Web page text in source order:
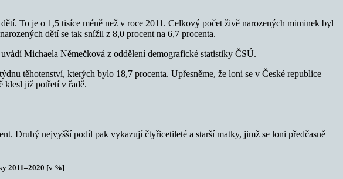
To je o 1,5 tisíce méně než v roce 2011. Celkový počet živě narozených miminek byl
dětí se tak snížil z 8,0 procent na 6,7 procenta.
uvádí Michaela Němečková z oddělení demografické statistiky ČSÚ.
těhotenství, kterých bylo 18,7 procenta. Upřesněme, že loni se v České republice
klesl již potřetí v řadě.
Druhý nejvyšší podíl pak vykazují čtyřicetileté a starší matky, jimž se loni předčasně
2011–2020 [v %]